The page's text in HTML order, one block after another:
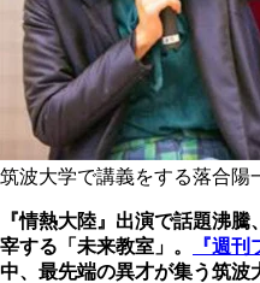
筑波大学で講義をする落合陽
『情熱大陸』出演で話題沸
宰する「未来教室」。
『週刊
中、最先端の異才が集う筑波